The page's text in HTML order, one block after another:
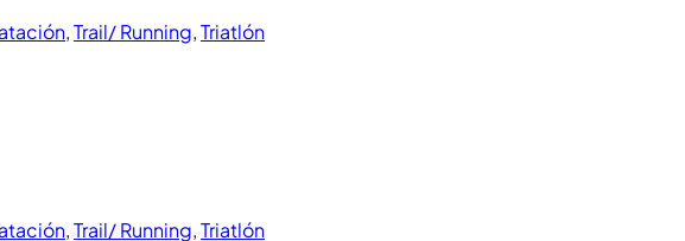
,Trail/ Running,Triatlón
,Trail/ Running,Triatlón